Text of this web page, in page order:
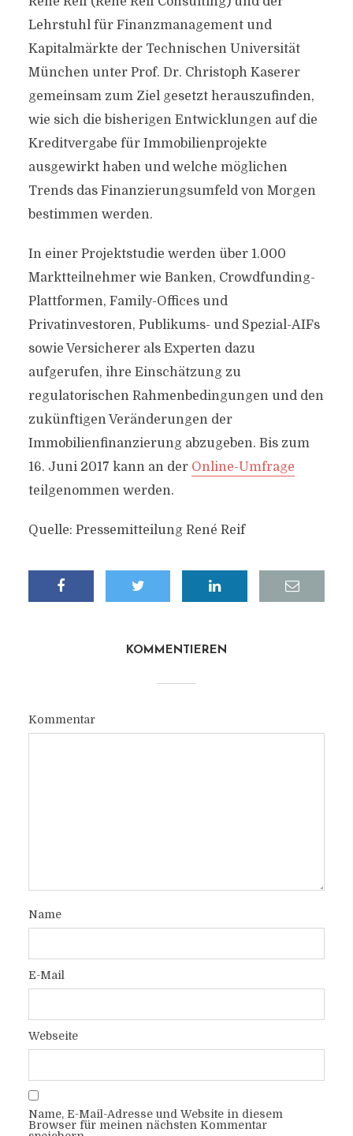
Lehrstuhl für Finanzmanagement und
Kapitalmärkte der Technischen Universität
München unter Prof. Dr. Christoph Kaserer
gemeinsam zum Ziel gesetzt herauszufinden,
wie sich die bisherigen Entwicklungen auf die
Kreditvergabe für Immobilienprojekte
ausgewirkt haben und welche möglichen
Trends das Finanzierungsumfeld von Morgen
bestimmen werden.
In einer Projektstudie werden über 1.000
Marktteilnehmer wie Banken, Crowdfunding-
Plattformen, Family-Offices und
Privatinvestoren, Publikums- und Spezial-AIFs
sowie Versicherer als Experten dazu
aufgerufen, ihre Einschätzung zu
regulatorischen Rahmenbedingungen und den
zukünftigen Veränderungen der
Immobilienfinanzierung abzugeben. Bis zum
16. Juni 2017 kann an der Online-Umfrage
teilgenommen werden.
Quelle: Pressemitteilung René Reif
KOMMENTIEREN
Kommentar
Name
E-Mail
Webseite
Name, E-Mail-Adresse und Website in diesem
Browser für meinen nächsten Kommentar